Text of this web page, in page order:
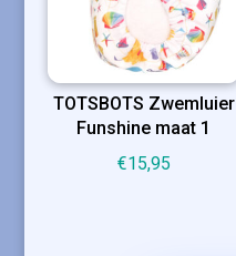
TOTSBOTS Zwemluier
Funshine maat 1
€15,95